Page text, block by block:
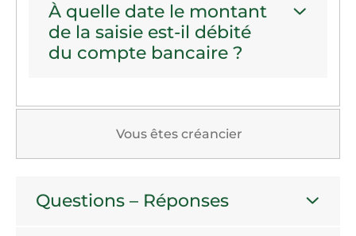
À quelle date le montant
de la saisie est-il débité
du compte bancaire ?
Vous êtes créancier
Questions – Réponses